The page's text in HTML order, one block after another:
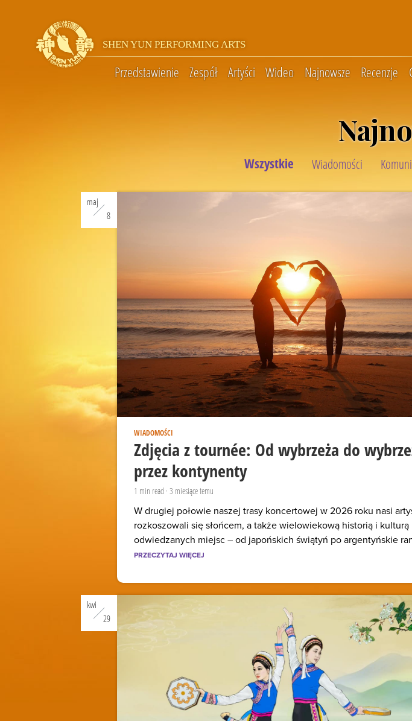
SHEN YUN PERFORMING ARTS
Przedstawienie Zespół Artyści Wideo Najnowsze Recenzje
Wszystkie Wiadomości
maj
8
WIADOMOŚCI
Zdjęcia z tournée: Od wybrzeża do
przez kontynenty
1 min read ·3 miesiące temu
W drugiej połowie naszej trasy koncertowej w 2026 roku nasi
rozkoszowali się słońcem, a także wielowiekową historią i kulturą
odwiedzanych miejsc – od japońskich świątyń po argentyńskie
PRZECZYTAJ WIĘCEJ
kwi
29